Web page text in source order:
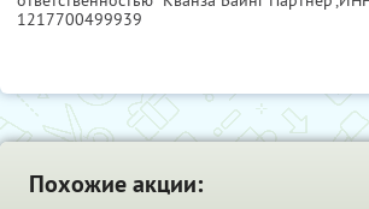
1217700499939
Похожие акции: